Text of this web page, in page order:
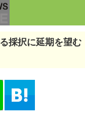
採択に延期を望む